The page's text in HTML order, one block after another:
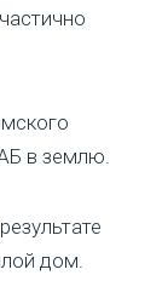
в землю.
дом.